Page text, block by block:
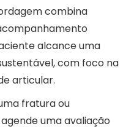
combina
alcance uma
com foco na
articular.
fratura ou
uma avaliação